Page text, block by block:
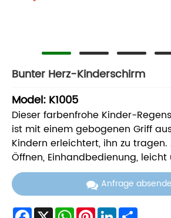
Bunter Herz-Kinderschirm
Model: K1005
Dieser farbenfrohe Kinder-
ist mit einem gebogenen Griff
Kindern erleichtert, ihn zu
Öffnen, Einhandbedienung,
Anfrage
Facebook
X WhatsAppPinterestLinkedIn